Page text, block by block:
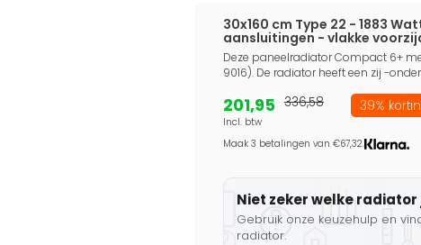
30x160 cm Type 22 - 1883
aansluitingen - vlakke
Deze paneelradiator Compact 6+
9016). De radiator heeft een zij -
201,95
Incl. btw
336,58 39%
Maak 3 betalingen van €67,32.
Niet zeker welke
Gebruik onze keuzehulp en
radiator.